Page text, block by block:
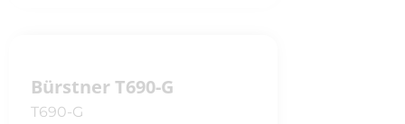
Bürstner T690-G
T690-G